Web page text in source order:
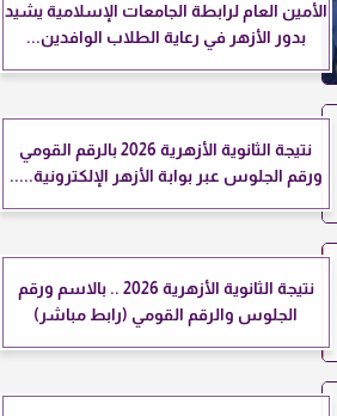
الأمين العام لرابطة الجامعات الإسلامية يشيد
بدور الأزهر في رعاية الطلاب الوافدين...
نتيجة الثانوية الأزهرية 2026 بالرقم القومي
ورقم الجلوس عبر بوابة الأزهر الإلكترونية.....
نتيجة الثانوية الأزهرية 2026 .. بالاسم ورقم
الجلوس والرقم القومي (رابط مباشر)